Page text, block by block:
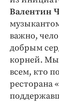
Валентин
важно,
добрым
корней. Мы
всем, кто
ресторана